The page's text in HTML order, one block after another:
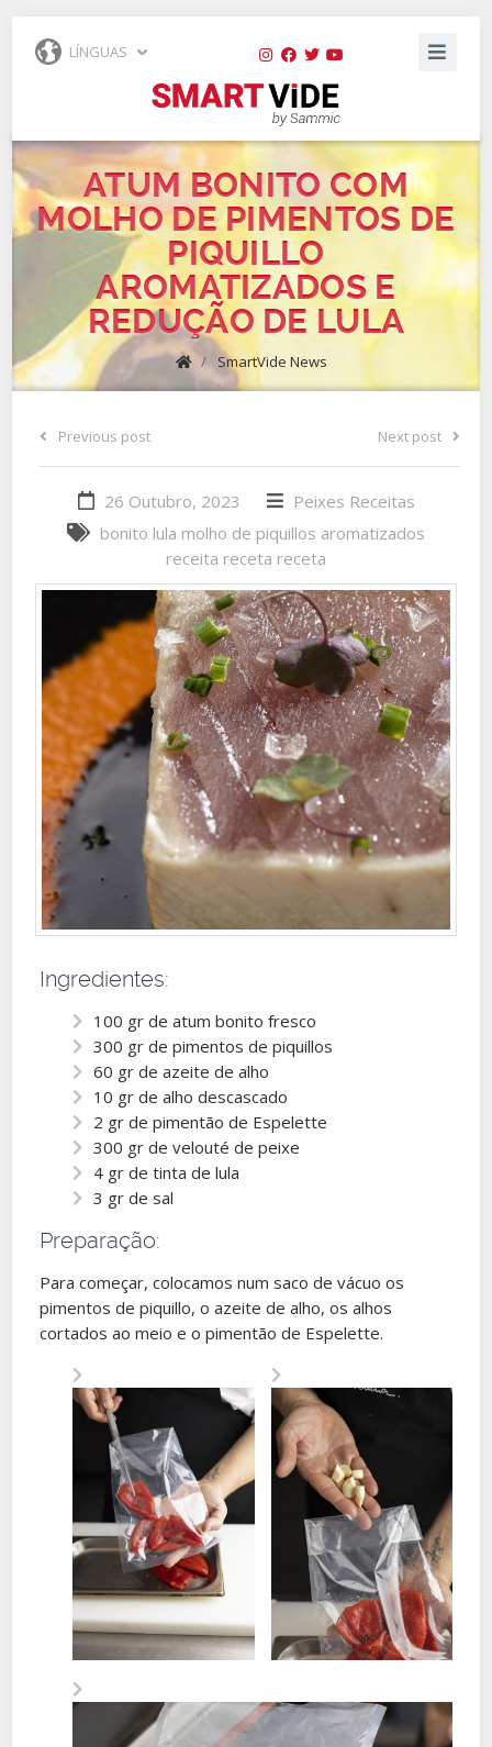
LÍNGUAS
ATUM BONITO COM
MOLHO DE PIMENTOS DE
PIQUILLO
AROMATIZADOS E
REDUÇÃO DE LULA
/ SmartVide News
Previous post Next post
26 Outubro, 2023 Peixes Receitas
bonito lula molho de piquillos aromatizados
receita receta receta
Ingredientes:
100 gr de atum bonito fresco
300 gr de pimentos de piquillos
60 gr de azeite de alho
10 gr de alho descascado
2 gr de pimentão de Espelette
300 gr de velouté de peixe
4 gr de tinta de lula
3 gr de sal
Preparação:
Para começar, colocamos num saco de vácuo os
pimentos de piquillo, o azeite de alho, os alhos
cortados ao meio e o pimentão de Espelette.